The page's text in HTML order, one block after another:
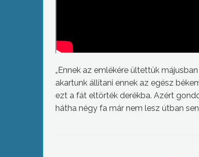
„Ennek az emlékére ültettük
akartunk állítani ennek az egész
ezt a fát eltörték derékba. Azért
hátha négy fa már nem lesz útban